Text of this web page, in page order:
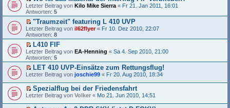
i
t
r
g
e
r
B
e
i
t
r
a
g
s
e
n
r
B
e
t
r
a
g
g
e
s
e
n
e
r
B
e
i
r
a
g
e
r
u
g
e
e
s
e
n
e
B
e
i
t
E
r
s
e
r
u
n
g
e
e
s
e
n
e
Letzter Beitrag von Kilo Mike Sierra « Fr 21. Jan 2011, 16:01
Antworten: 5
E
r
s
e
r
u
n
g
e
e
e
"Traumzeit" featuring L 410 UVP
Letzter Beitrag von il62flyer« Fr 10. Dez 2010, 22:07
Antworten: 8
E
r
s
e
u
n
g
e
L410 FIF
Letzter Beitrag von EA-Henning « Sa 4. Sep 2010, 21:00
Antworten: 5
E
s
e
r
LET 410 UVP-Einsätze zum Rettungsflug!
Letzter Beitrag von joschie99 « Fr 20. Aug 2010, 18:34
E
s
Spezialflug bei der Friedensfahrt
Letzter Beitrag von Volker « Mo 21. Jun 2010, 14:51